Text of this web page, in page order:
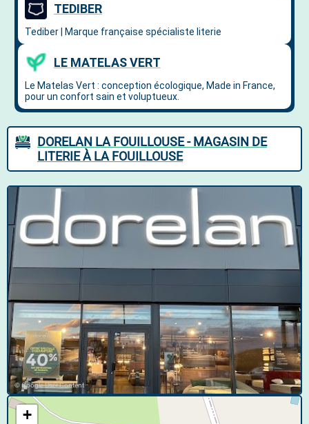
DORELAN LA FOUILLOUSE - MAGASIN DE
LITERIE À LA FOUILLOUSE
© Google User Content
+